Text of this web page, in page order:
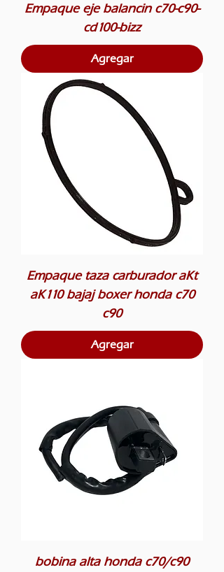
Empaque eje balancin c70-c90-
cd100-bizz
Agregar
Empaque taza carburador aKt
aK110 bajaj boxer honda c70
c90
Agregar
bobina alta honda c70/c90